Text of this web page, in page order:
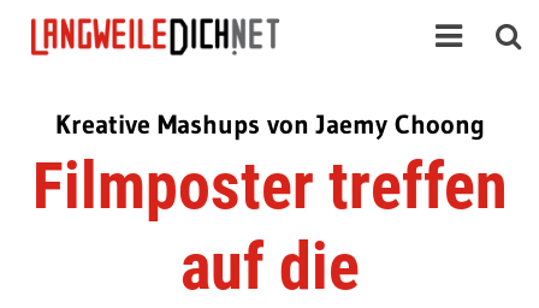
Kreative Mashups von Jaemy Choong
Filmposter treffen
auf die